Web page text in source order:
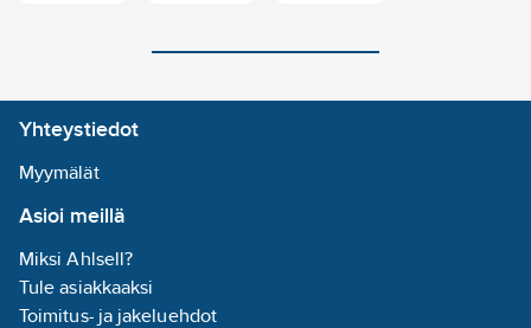
Yhteystiedot
Myymälät
Asioi meillä
Miksi Ahlsell?
Tule asiakkaaksi
Toimitus- ja jakeluehdot